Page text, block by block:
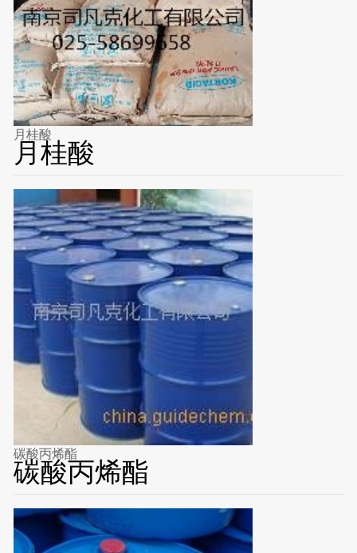
月桂酸
月桂酸
碳酸丙烯酯
碳酸丙烯酯